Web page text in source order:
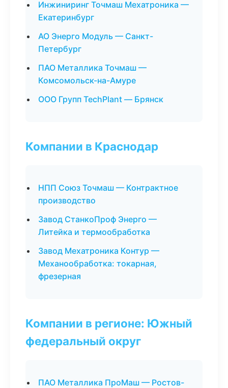
Инжиниринг Точмаш Мехатроника —
Екатеринбург
АО Энерго Модуль — Санкт-
Петербург
ПАО Металлика Точмаш —
Комсомольск-на-Амуре
ООО Групп TechPlant — Брянск
Компании в Краснодар
НПП Союз Точмаш — Контрактное
производство
Завод СтанкоПроф Энерго —
Литейка и термообработка
Завод Мехатроника Контур —
Механообработка: токарная,
фрезерная
Компании в регионе: Южный
федеральный округ
ПАО Металлика ПроМаш — Ростов-